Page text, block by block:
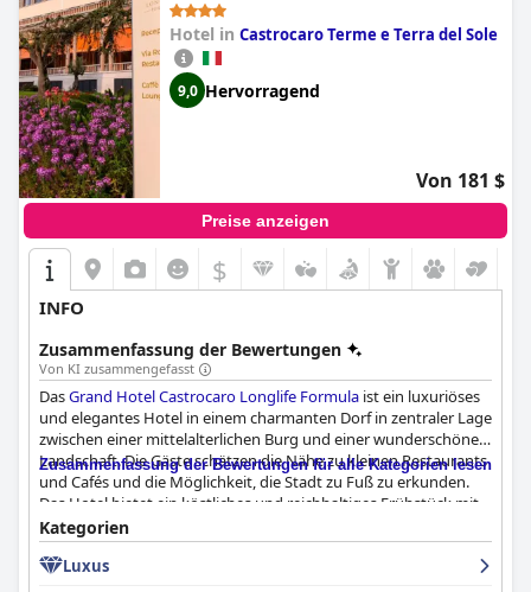
Hotel in Castrocaro Terme e Terra del Sole
9,0 Hervorragend
Von 181 $
Preise anzeigen
$
INFO
Zusammenfassung der Bewertungen
Von KI zusammengefasst
DasGrand Hotel Castrocaro Longlife Formula ist ein luxuriöses
und elegantes Hotel in einem charmanten Dorf in zentraler Lage
zwischen einer mittelalterlichen Burg und einer wunderschönen
Landschaft. Die Gäste schätzen die Nähe zu kleinen Restaurants
und Cafés und die Möglichkeit, die Stadt zu Fuß zu erkunden.
Das Hotel bietet ein köstliches und reichhaltiges Frühstück mit
einer guten Auswahl an süßen und herzhaften Optionen. Die
Zimmer sind geräumig, komfortabel und gut gepflegt und
bieten luxuriöse Annehmlichkeiten wie Whirlpools und Balkone.
Zusammenfassung der Bewertungen für alle Kategorien lesen
Kategorien
Luxus